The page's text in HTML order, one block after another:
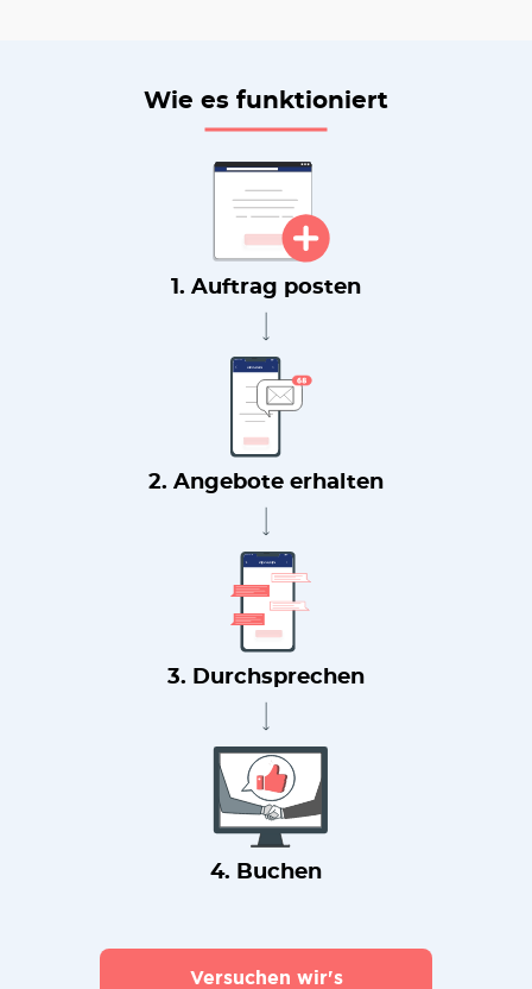
Wie es funktioniert
1. Auftrag posten
2. Angebote erhalten
3. Durchsprechen
4. Buchen
Versuchen wir's